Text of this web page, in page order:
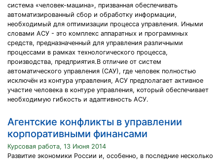
система «человек-машина», призванная обеспечивать
автоматизированный сбор и обработку информации,
необходимый для оптимизации процесса управления. Иными
словами АСУ - это комплекс аппаратных и программных
средств, предназначенный для управления различными
процессами в рамках технологического процесса,
производства, предприятия.В отличие от систем
автоматического управления (САУ), где человек полностью
исключён из контура управления, АСУ предполагает активное
участие человека в контуре управления, который обеспечивает
необходимую гибкость и адаптивность АСУ.
Агентские конфликты в управлении
корпоративными финансами
Курсовая работа, 13 Июня 2014
Развитие экономики России и, особенно, в последние несколько